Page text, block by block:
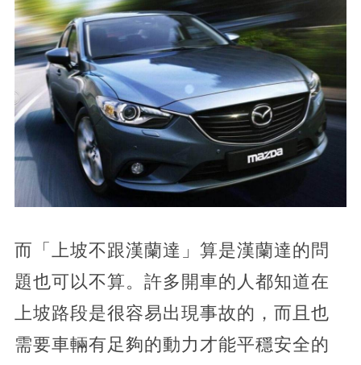
而「上坡不跟漢蘭達」算是漢蘭達的問
題也可以不算。許多開車的人都知道在
上坡路段是很容易出現事故的，而且也
需要車輛有足夠的動力才能平穩安全的